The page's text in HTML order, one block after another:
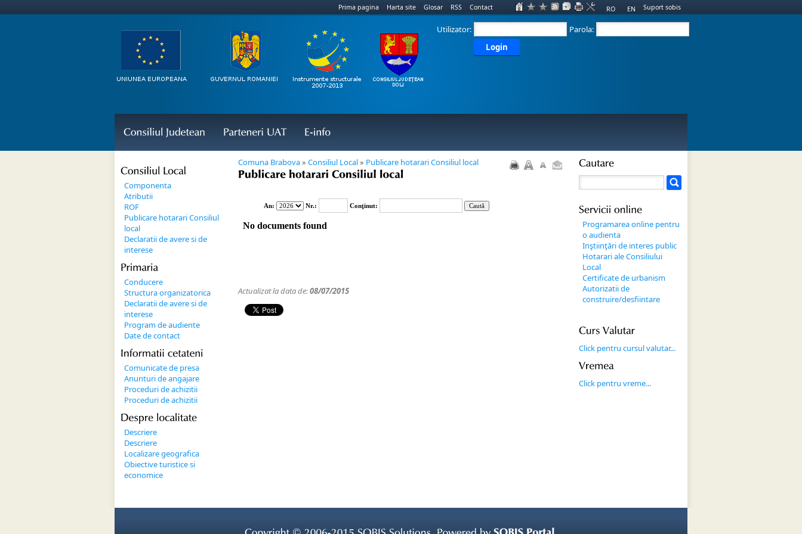
Prima pagina Harta site Glosar RSS Contact RO EN Suport sobis
Utilizator:
Parola:
Login
Consiliul Judetean Parteneri UAT E-info
Consiliul Local
Componenta
Atributii
ROF
Publicare hotarari Consiliul
local
Declaratii de avere si de
interese
Primaria
Conducere
Structura organizatorica
Declaratii de avere si de
interese
Program de audiente
Date de contact
Informatii cetateni
Comunicate de presa
Anunturi de angajare
Proceduri de achizitii
Proceduri de achizitii
Despre localitate
Descriere
Descriere
Localizare geografica
Obiective turistice si
economice
Comuna Brabova» Consiliul Local» Publicare hotarari Consiliul local
Publicare hotarari Consiliul local
Actualizat la data de:08/07/2015
Cautare
Servicii online
Programarea online pentru
o audienta
Inştiinţări de interes public
Hotarari ale Consiliului
Local
Certificate de urbanism
Autorizatii de
construire/desfiintare
Curs Valutar
Click pentru cursul valutar...
Vremea
Click pentru vreme...